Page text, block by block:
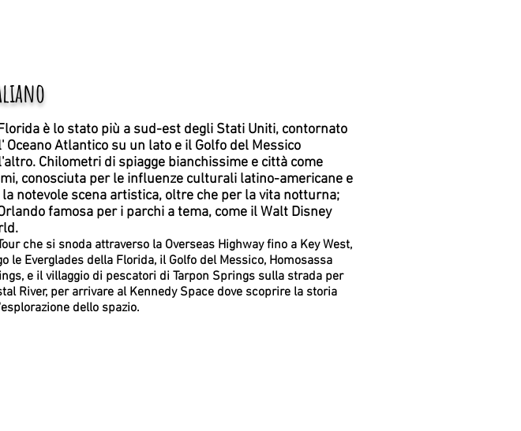
è lo stato più a sud-est degli Stati Uniti, contornato
Oceano Atlantico su un lato e il Golfo del Messico
Chilometri di spiagge bianchissime e città come
conosciuta per le influenze culturali latino-americane e
notevole scena artistica, oltre che per la vita notturna;
famosa per i parchi a tema, come il Walt Disney
che si snoda attraverso la Overseas Highway fino a Key West,
le Everglades della Florida, il Golfo del Messico, Homosassa
e il villaggio di pescatori di Tarpon Springs sulla strada per
River, per arrivare al Kennedy Space dove scoprire la storia
dello spazio.